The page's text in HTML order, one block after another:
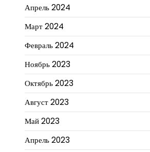
Апрель 2024
Март 2024
Февраль 2024
Ноябрь 2023
Октябрь 2023
Август 2023
Май 2023
Апрель 2023